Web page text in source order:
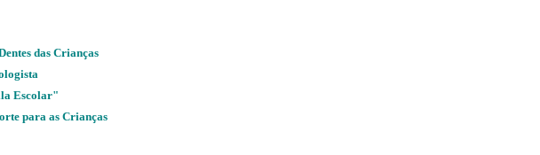
das Crianças
Escolar"
para as Crianças